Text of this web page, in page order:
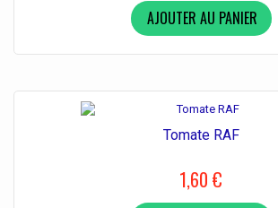
AJOUTER AU PANIER
Tomate RAF
1,60 €